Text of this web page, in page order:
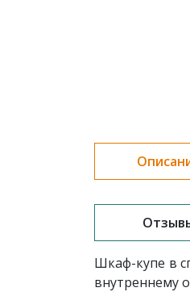
Шкаф-купе в
внутреннему